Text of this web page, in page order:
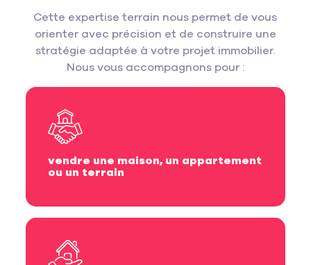
Cette expertise terrain nous permet de vous
orienter avec précision et de construire une
stratégie adaptée à votre projet immobilier.
Nous vous accompagnons pour :
vendre une maison, un appartement
ou un terrain